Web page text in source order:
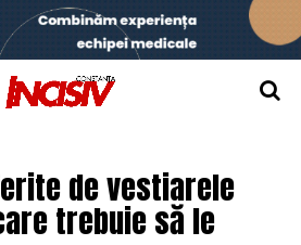
de vestiarele
trebuie să le